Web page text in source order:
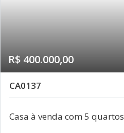
R$ 400.000,00
CA0137
Casa à venda com 5 quartos